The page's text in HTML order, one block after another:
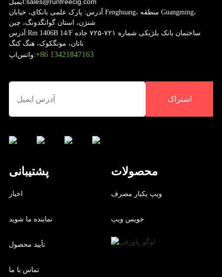
آدرس: پارک علمی بانکای، خیابان Fenghuang، منطقه Guangming،
شنژن، استان گوانگدونگ، چین
آدرس:Rm 1406B 14/F ساختمان بانک بلژیکی شماره ۷۲۱-۷۲۵ جاده
ناتان، مونگکوک، هنگ کنگ
واتس‌اپ:‎+86 13421847163‎
اشتراک
پشتیبانی
اخبار
نماینده ما شوید
تأیید محصول
تماس با ما
محصولات
ویپ یکبار مصرف
جویس ویپ